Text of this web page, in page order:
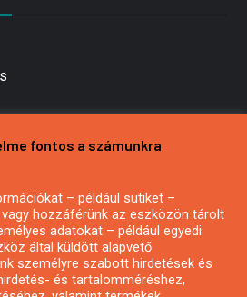
vagy hírlevél
fontos a számunkra
– például sütiket –
hozzáférünk az eszközön tárolt
adatokat – például egyedi
által küldött alapvető
személyre szabott hirdetések és
és tartalomméréshez,